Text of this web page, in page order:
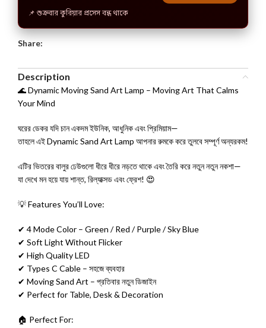
📌 শুক্রবার কুরিয়ার প্রসেস বন্ধ থাকে
Share:
Description
🌊 Dynamic Moving Sand Art Lamp – Moving Art That Calms
Your Mind
ঘরের ডেকর যদি চান একদম ইউনিক, আধুনিক এবং প্রিমিয়াম—
তাহলে এই Dynamic Sand Art Lamp আপনার রুমকে করে তুলবে সম্পূর্ণ অন্যরকম!
এটির ভিতরের বালুর ঢেউগুলো ধীরে ধীরে নড়তে থাকে এবং তৈরি করে নতুন নতুন নকশা—
যা দেখে মন হয়ে যায় শান্ত, রিল্যাক্সড এবং ফ্রেশ! 😍
💡 Features You’ll Love:
✔ 4 Mode Color – Green / Red / Purple / Sky Blue
✔ Soft Light Without Flicker
✔ High Quality LED
✔ Types C Cable – সহজে ব্যবহার
✔ Moving Sand Art – প্রতিবার নতুন ডিজাইন
✔ Perfect for Table, Desk & Decoration
🏠 Perfect For: